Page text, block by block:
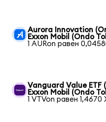
Aurora Innovation
Exxon Mobil (Ondo
1 AURon равен
Vanguard Value ETF
Exxon Mobil (Ondo
1 VTVon равен 1,4670